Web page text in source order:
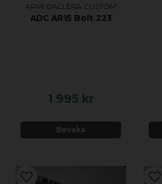
ARMI DALLERA CUSTOM
ADC AR15 Bolt 223
1 995 kr
Bevaka